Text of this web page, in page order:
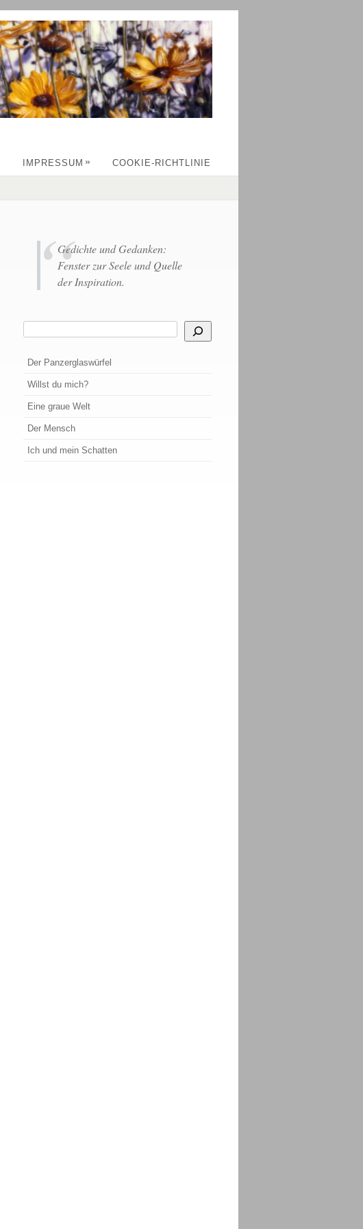
IMPRESSUM » COOKIE-RICHTLINIE
Gedichte und Gedanken:
Fenster zur Seele und Quelle
der Inspiration.
Der Panzerglaswürfel
Willst du mich?
Eine graue Welt
Der Mensch
Ich und mein Schatten